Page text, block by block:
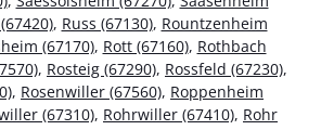
, Russ (67130), Rountzenheim
(67170), Rott (67160), Rothbach
, Rosteig (67290), Rossfeld (67230),
, Rosenwiller (67560), Roppenheim
(67310), Rohrwiller (67410), Rohr